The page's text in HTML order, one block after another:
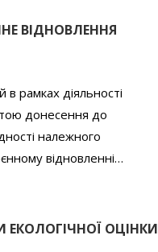
ВІДНОВЛЕННЯ
рамках діяльності
донесення до
належного
відновленні…
ЕКОЛОГІЧНОЇ ОЦІНКИ